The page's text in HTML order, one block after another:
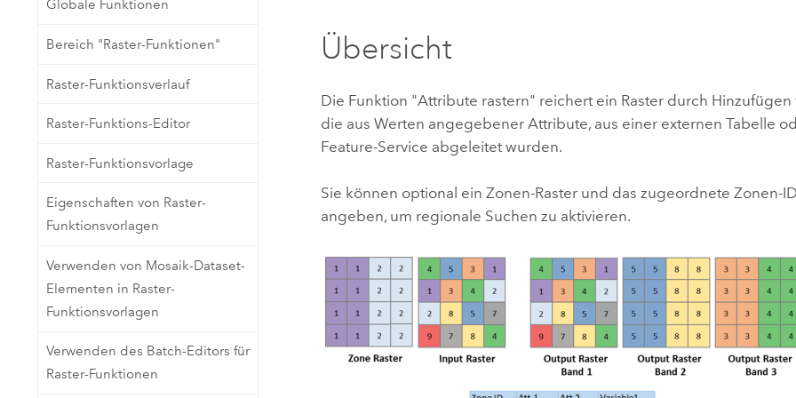
Erstellen Sie Anwendungen für
Alle Produkte
Globale Funktionen
Bereich "Raster-Funktionen"
Raster-Funktionsverlauf
Raster-Funktions-Editor
Raster-Funktionsvorlage
Eigenschaften von Raster-
Funktionsvorlagen
Verwenden von Mosaik-Dataset-
Elementen in Raster-
Funktionsvorlagen
Verwenden des Batch-Editors für
Raster-Funktionen
Übersicht
Die Funktion "Attribute rastern" reichert ein Raster durch Hinzufügen
die aus Werten angegebener Attribute, aus einer externen Tabelle
Feature-Service abgeleitet wurden.
Sie können optional ein Zonen-Raster und das zugeordnete Zonen-
angeben, um regionale Suchen zu aktivieren.